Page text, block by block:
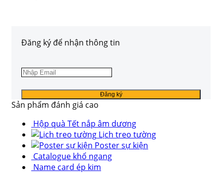
Đăng ký để nhận thông tin
Sản phẩm đánh giá cao
Hộp quà Tết nắp âm dương
Lịch treo tường
Poster sự kiện
Catalogue khổ ngang
Name card ép kim